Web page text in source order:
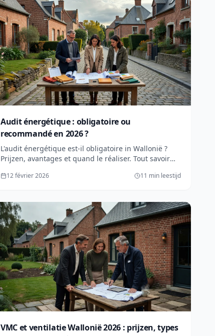
Audit énergétique : obligatoire ou
recommandé en 2026 ?
L'audit énergétique est-il obligatoire in Wallonië ?
Prijzen, avantages et quand le réaliser. Tout savoir
12 février 2026 11 min leestijd
VMC et ventilatie Wallonië 2026 : prijzen, types